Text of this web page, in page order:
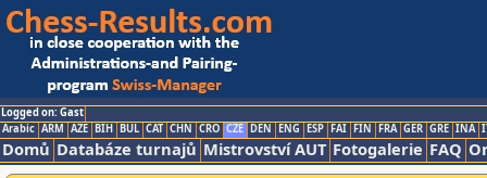
Logged on: Gast
Arabic ARM AZE BIH BUL CAT CHN CRO CZE DEN ENG ESP FAI FIN FRA GER GRE INA
Domů Databáze turnajů Mistrovství AUT Fotogalerie FAQ